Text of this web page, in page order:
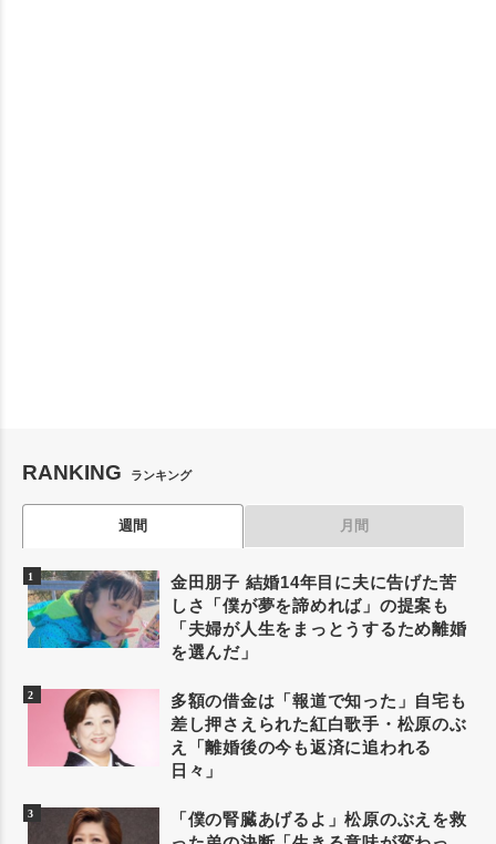
RANKING ランキング
週間 月間
金田朋子 結婚14年目に夫に告げた苦
しさ「僕が夢を諦めれば」の提案も
「夫婦が人生をまっとうするため離婚
を選んだ」
多額の借金は「報道で知った」自宅も
差し押さえられた紅白歌手・松原のぶ
え「離婚後の今も返済に追われる
日々」
「僕の腎臓あげるよ」松原のぶえを救